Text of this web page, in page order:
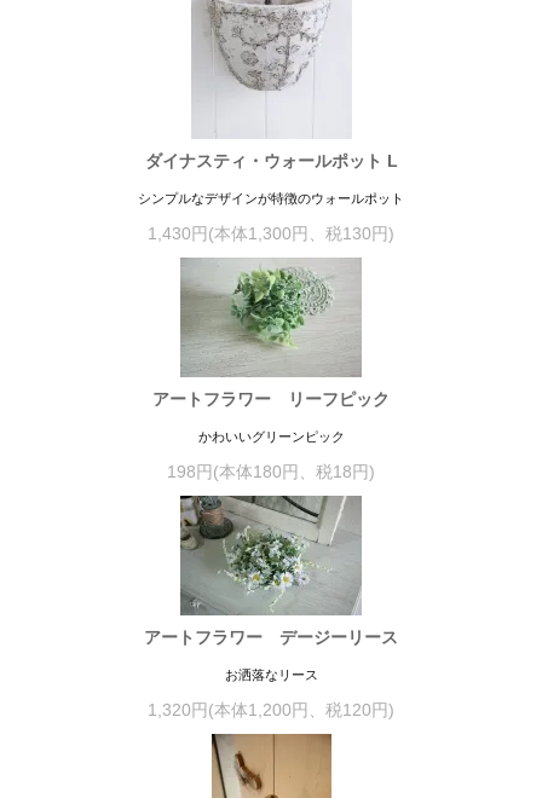
ダイナスティ・ウォールポット L
シンプルなデザインが特徴のウォールポット
1,430円(本体1,300円、税130円)
アートフラワー リーフピック
かわいいグリーンピック
198円(本体180円、税18円)
アートフラワー デージーリース
お洒落なリース
1,320円(本体1,200円、税120円)